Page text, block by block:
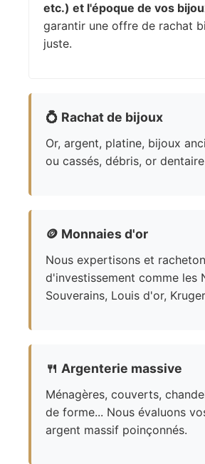
etc.) et l'époque de vos
garantir une offre de rachat
juste.
💍 Rachat de bijoux
Or, argent, platine, bijoux
ou cassés, débris, or
🪙 Monnaies d'or
Nous expertisons et
d'investissement comme les
Souverains, Louis d'or,
🍴 Argenterie massive
Ménagères, couverts,
de forme... Nous évaluons
argent massif poinçonnés.